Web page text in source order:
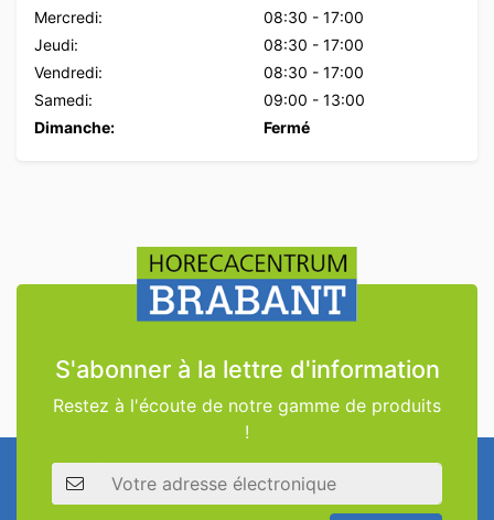
Mercredi:
08:30 - 17:00
Jeudi:
08:30 - 17:00
Vendredi:
08:30 - 17:00
Samedi:
09:00 - 13:00
Dimanche:
Fermé
S'abonner à la lettre d'information
Restez à l'écoute de notre gamme de produits
!
Adresse électronique